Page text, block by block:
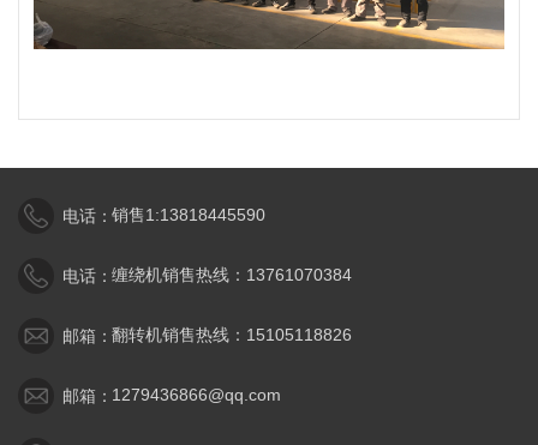
电话：销售1:13818445590
电话：缠绕机销售热线：13761070384
邮箱：翻转机销售热线：15105118826
邮箱： 1279436866@qq.com